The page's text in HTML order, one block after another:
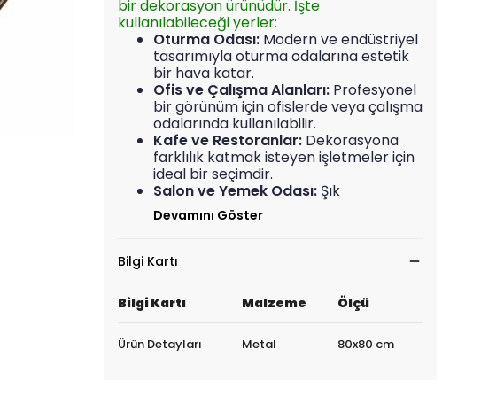
bir dekorasyon ürünüdür. İşte
kullanılabileceği yerler:
Oturma Odası: Modern ve endüstriyel
tasarımıyla oturma odalarına estetik
bir hava katar.
Ofis ve Çalışma Alanları: Profesyonel
bir görünüm için ofislerde veya çalışma
odalarında kullanılabilir.
Kafe ve Restoranlar: Dekorasyona
farklılık katmak isteyen işletmeler için
ideal bir seçimdir.
Salon ve Yemek Odası: Şık
Devamını Göster
Bilgi Kartı
Bilgi Kartı Malzeme Ölçü
Ürün Detayları Metal 80x80 cm